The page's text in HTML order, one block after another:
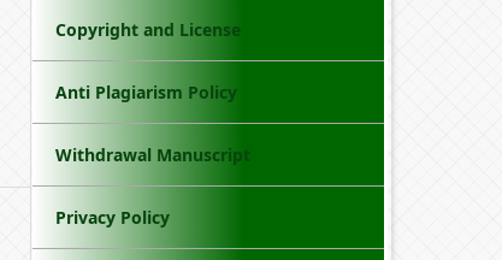
Copyright and License
Anti Plagiarism Policy
Withdrawal Manuscript
Privacy Policy